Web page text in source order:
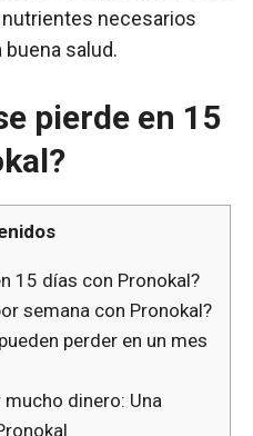
necesarios
buena salud.
pierde en 15
15 días con Pronokal?
semana con Pronokal?
perder en un mes
dinero: Una